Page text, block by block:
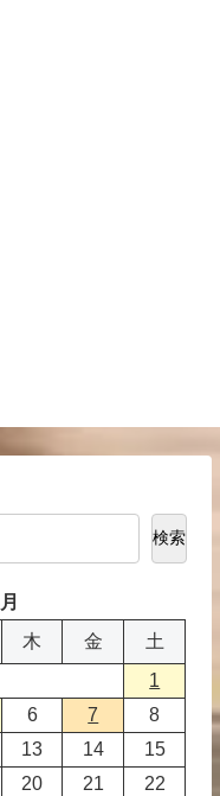
検索
木 金
土
1
6 7
8
13 14
15
20 21
22